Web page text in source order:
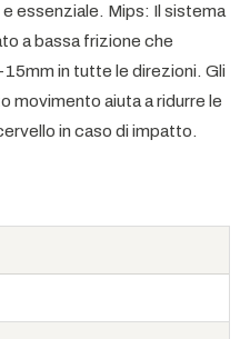
essenziale. Mips: Il sistema
a bassa frizione che
in tutte le direzioni. Gli
movimento aiuta a ridurre le
in caso di impatto.